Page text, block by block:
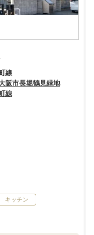
線
阪市長堀鶴見緑地
線
キッチン